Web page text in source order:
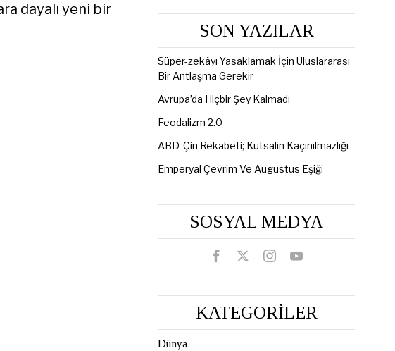
dayalı yeni bir
SON YAZILAR
Süper-zekâyı Yasaklamak İçin Uluslararası
Bir Antlaşma Gerekir
Avrupa’da Hiçbir Şey Kalmadı
Feodalizm 2.0
ABD-Çin Rekabeti; Kutsalın Kaçınılmazlığı
Emperyal Çevrim Ve Augustus Eşiği
SOSYAL MEDYA
KATEGORİLER
Dünya